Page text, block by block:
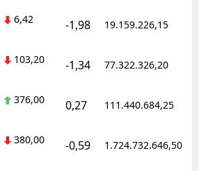
6,42 -1,98 19.159.226,15
103,20 -1,34 77.322.326,20
376,00 0,27 111.440.684,25
380,00 -0,59 1.724.732.646,50